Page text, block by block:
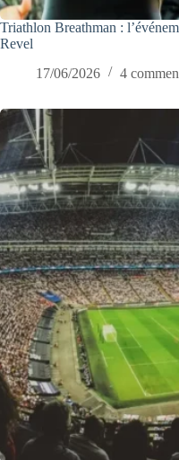
Triathlon Breathman :
Revel
17/06/2026
4